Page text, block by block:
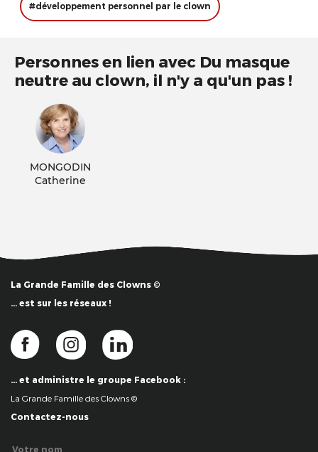
#développement personnel par le clown
Personnes en lien avec Du masque
neutre au clown, il n'y a qu'un pas !
MONGODIN
Catherine
La Grande Famille des Clowns ©
… est sur les réseaux !
… et administre le groupe Facebook :
La Grande Famille des Clowns ©
Contactez-nous